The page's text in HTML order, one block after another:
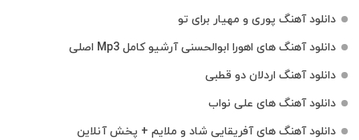
دانلود آهنگ پوری و مهیار برای تو
دانلود آهنگ های اهورا ابوالحسنی آرشیو کامل Mp3 اصلی
دانلود آهنگ اردلان دو قطبی
دانلود آهنگ های علی نواب
دانلود آهنگ های آفریقایی شاد و ملایم + پخش آنلاین